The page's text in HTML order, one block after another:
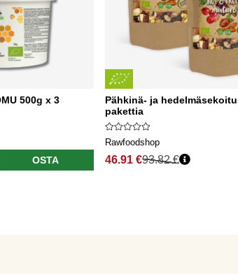
500g x 3
OSTA
Pähkinä- ja
pakettia
Rawfoodshop
46.91 €93.82 €